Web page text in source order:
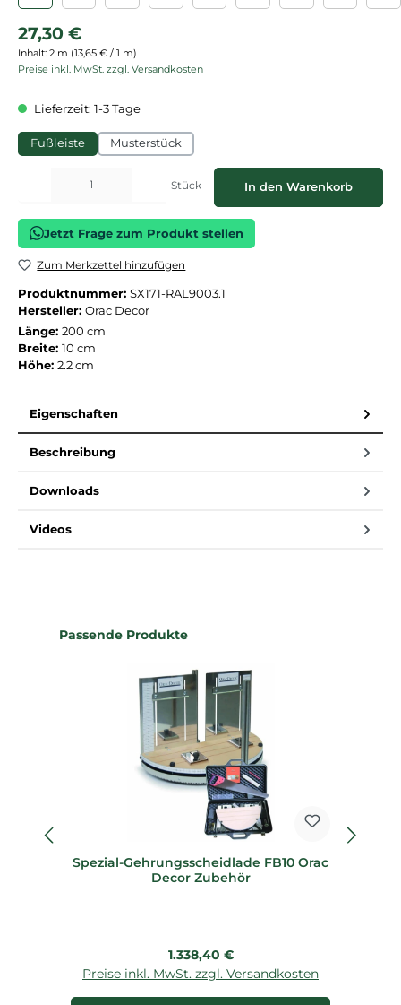
Regulärer Preis:
27,30 €
Inhalt: 2 m (13,65 € / 1 m)
Preise inkl. MwSt. zzgl. Versandkosten
Lieferzeit: 1-3 Tage
Fußleiste Musterstück
Produkt Anzahl: Gib den gewünschten Wert ein oder benutze die
Stück In den Warenkorb
Jetzt Frage zum Produkt stellen
Zum Merkzettel hinzufügen
Produktnummer: SX171-RAL9003.1
Hersteller: Orac Decor
Länge: 200 cm
Breite: 10 cm
Höhe: 2.2 cm
Eigenschaften
Beschreibung
Downloads
Videos
Produktgalerie überspringen
Passende Produkte
Spezial-Gehrungsscheidlade FB10 Orac
Decor Zubehör
Regulärer Preis:
1.338,40 €
Preise inkl. MwSt. zzgl. Versandkosten